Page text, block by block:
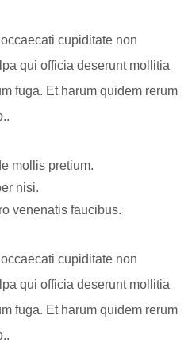
cupiditate non
qui officia deserunt mollitia
fuga. Et harum quidem rerum
mollis pretium.
nisi.
venenatis faucibus.
cupiditate non
qui officia deserunt mollitia
fuga. Et harum quidem rerum